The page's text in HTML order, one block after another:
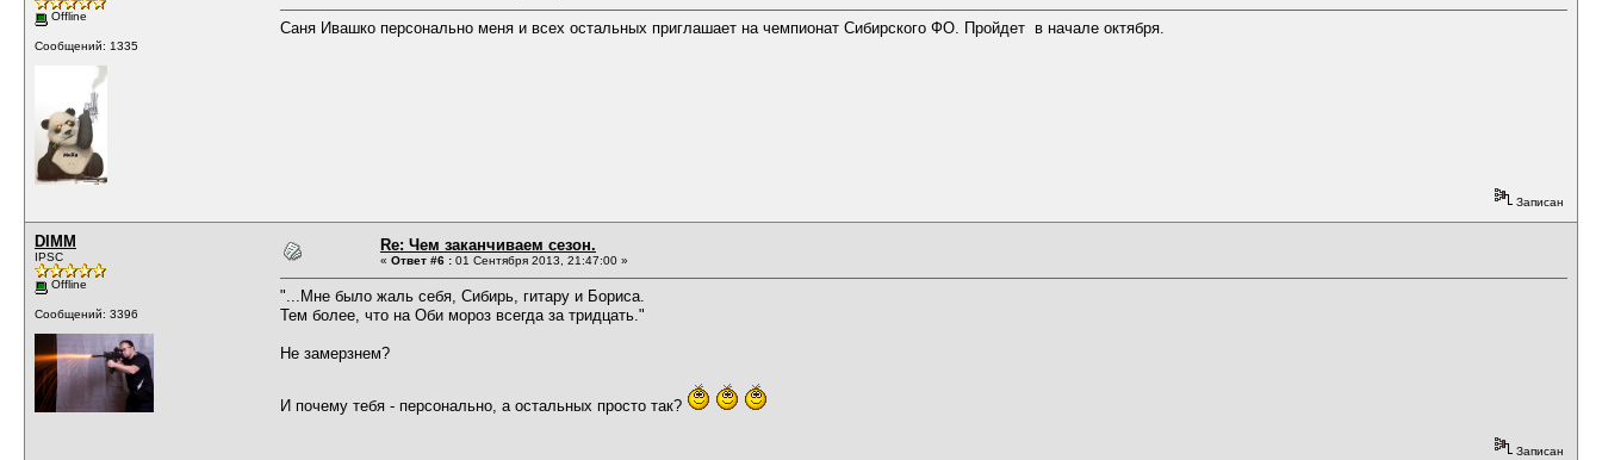
Offline
Сообщений: 1335
Саня Ивашко персонально меня и всех остальных приглашает на чемпионат Сибирского ФО. Пройдет в начале октября.
Записан
DIMM
IPSC
Offline
Сообщений: 3396
Re: Чем заканчиваем сезон.
« Ответ #6 : 01 Сентября 2013, 21:47:00 »
"...Мне было жаль себя, Сибирь, гитару и Бориса.
Тем более, что на Оби мороз всегда за тридцать."
Не замерзнем?
И почему тебя - персонально, а остальных просто так?
Записан